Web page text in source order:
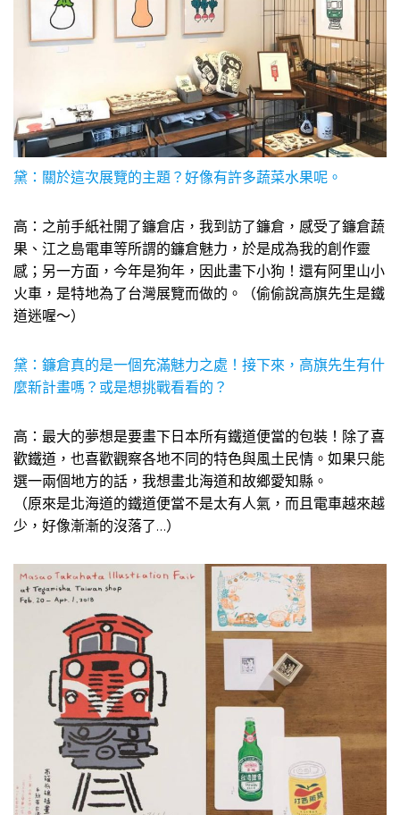
黛：關於這次展覽的主題？好像有許多蔬菜水果呢。
高：之前手紙社開了鐮倉店，我到訪了鐮倉，感受了鐮倉蔬
果、江之島電車等所謂的鐮倉魅力，於是成為我的創作靈
感；另一方面，今年是狗年，因此畫下小狗！還有阿里山小
火車，是特地為了台灣展覽而做的。（偷偷說高旗先生是鐵
道迷喔～）
黛：鐮倉真的是一個充滿魅力之處！接下來，高旗先生有什
麼新計畫嗎？或是想挑戰看看的？
高：最大的夢想是要畫下日本所有鐵道便當的包裝！除了喜
歡鐵道，也喜歡觀察各地不同的特色與風土民情。如果只能
選一兩個地方的話，我想畫北海道和故鄉愛知縣。
（原來是北海道的鐵道便當不是太有人氣，而且電車越來越
少，好像漸漸的沒落了…）